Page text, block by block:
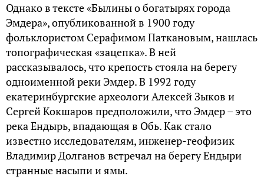
Однако в тексте «Былины о богатырях города
Эмдера», опубликованной в 1900 году
фольклористом Серафимом Паткановым, нашлась
топографическая «зацепка». В ней
рассказывалось, что крепость стояла на берегу
одноименной реки Эмдер. В 1992 году
екатеринбургские археологи Алексей Зыков и
Сергей Кокшаров предположили, что Эмдер – это
река Ендырь, впадающая в Обь. Как стало
известно исследователям, инженер-геофизик
Владимир Долганов встречал на берегу Ендыри
странные насыпи и ямы.